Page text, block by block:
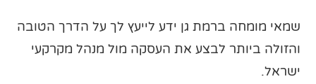
שמאי מומחה ברמת גן ידע לייעץ לך על הדרך הטובה
והזולה ביותר לבצע את העסקה מול מנהל מקרקעי
ישראל.